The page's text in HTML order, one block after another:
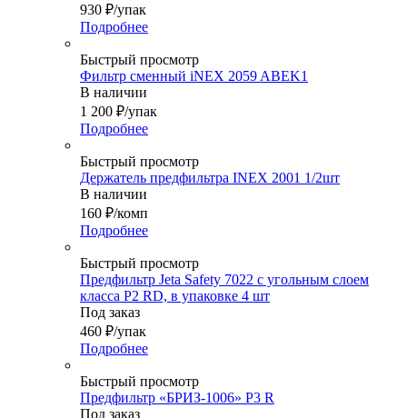
930 ₽/упак
Подробнее
Быстрый просмотр
Фильтр сменный iNEX 2059 ABEK1
В наличии
1 200 ₽/упак
Подробнее
Быстрый просмотр
Держатель предфильтра INEX 2001 1/2шт
В наличии
160 ₽/комп
Подробнее
Быстрый просмотр
Предфильтр Jeta Safety 7022 с угольным слоем
класса P2 RD, в упаковке 4 шт
Под заказ
460 ₽/упак
Подробнее
Быстрый просмотр
Предфильтр «БРИЗ-1006» P3 R
Под заказ